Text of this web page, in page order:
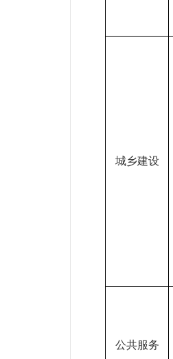
城乡建设
公共服务